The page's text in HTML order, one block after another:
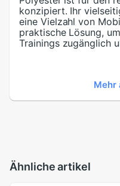
konzipiert. Ihr
eine Vielzahl von
praktische Lösung,
Trainings zugänglich
Das APWIKOGER
bequeme
Material:
Mehr
Ähnliche artikel